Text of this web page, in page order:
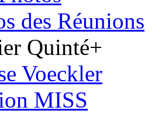
des Réunions
Quinté+
Voeckler
MISS